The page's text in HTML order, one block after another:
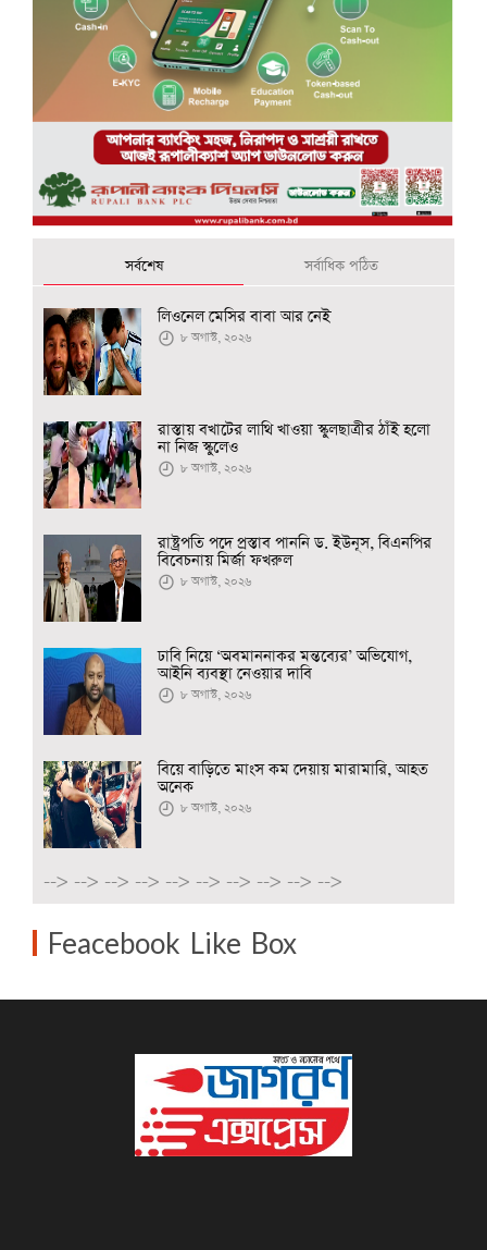
সর্বশেষ সর্বাধিক পঠিত
লিওনেল মেসির বাবা আর নেই
৮ অগাস্ট, ২০২৬
রাস্তায় বখাটের লাথি খাওয়া স্কুলছাত্রীর ঠাঁই হলো
না নিজ স্কুলেও
৮ অগাস্ট, ২০২৬
রাষ্ট্রপতি পদে প্রস্তাব পাননি ড. ইউনূস, বিএনপির
বিবেচনায় মির্জা ফখরুল
৮ অগাস্ট, ২০২৬
ঢাবি নিয়ে ‘অবমাননাকর মন্তব্যের’ অভিযোগ,
আইনি ব্যবস্থা নেওয়ার দাবি
৮ অগাস্ট, ২০২৬
বিয়ে বাড়িতে মাংস কম দেয়ায় মারামারি, আহত
অনেক
৮ অগাস্ট, ২০২৬
--> --> --> --> --> --> --> --> --> -->
Feacebook Like Box